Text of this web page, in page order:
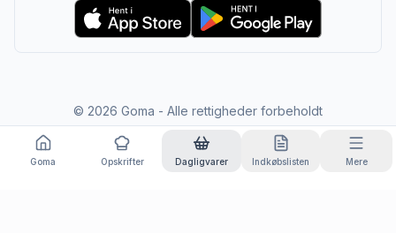
© 2026 Goma - Alle rettigheder forbeholdt
Goma Opskrifter Dagligvarer Indkøbslisten Mere